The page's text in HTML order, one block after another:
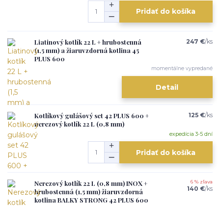
Pridať do košíka
Liatinový kotlík 22 L + hrubostenná
(1,5 mm) a žiaruvzdorná kotlina 45
PLUS 600
247 €/ks
momentálne vypredané
Detail
Kotlíkový gulášový set 42 PLUS 600 +
nerezový kotlík 22 L (0,8 mm)
125 €/ks
expedícia 3-5 dní
Pridať do košíka
Nerezový kotlík 22 L (0,8 mm) INOX +
hrubostenná (1,5 mm) žiaruvzdorná
kotlina BALKY STRONG 42 PLUS 600
6 % zľava
140 €/ks